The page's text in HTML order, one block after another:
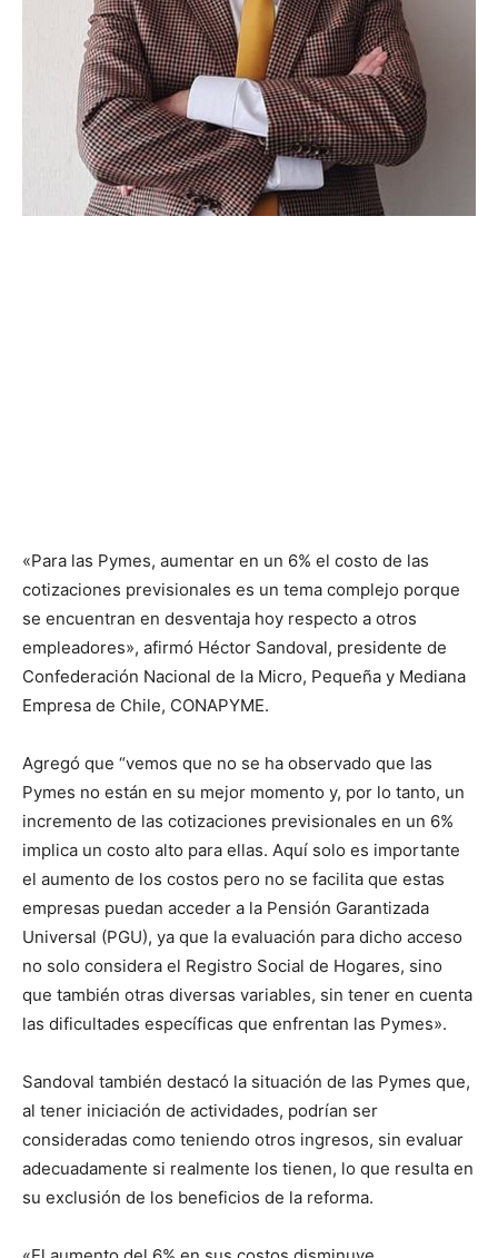
«Para las Pymes, aumentar en un 6% el costo de las
cotizaciones previsionales es un tema complejo porque
se encuentran en desventaja hoy respecto a otros
empleadores», afirmó Héctor Sandoval, presidente de
Confederación Nacional de la Micro, Pequeña y Mediana
Empresa de Chile, CONAPYME.
Agregó que “vemos que no se ha observado que las
Pymes no están en su mejor momento y, por lo tanto, un
incremento de las cotizaciones previsionales en un 6%
implica un costo alto para ellas. Aquí solo es importante
el aumento de los costos pero no se facilita que estas
empresas puedan acceder a la Pensión Garantizada
Universal (PGU), ya que la evaluación para dicho acceso
no solo considera el Registro Social de Hogares, sino
que también otras diversas variables, sin tener en cuenta
las dificultades específicas que enfrentan las Pymes».
Sandoval también destacó la situación de las Pymes que,
al tener iniciación de actividades, podrían ser
consideradas como teniendo otros ingresos, sin evaluar
adecuadamente si realmente los tienen, lo que resulta en
su exclusión de los beneficios de la reforma.